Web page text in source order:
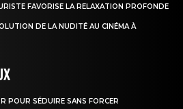
FAVORISE LA RELAXATION PROFONDE
DE LA NUDITÉ AU CINÉMA À
POUR SÉDUIRE SANS FORCER